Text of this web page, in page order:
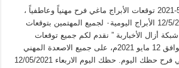
حظك اليوم الأربعاء 12-5-2021 توقعات الأبراج ماغي فرح مهنياً وعاطفياً ،
حظك اليوم الاربعاء 12/5/2021 الأبراج اليومية٠ لجميع المهتمين بتوقعات
شبكة أزال الأخباربة ” نقدم لكم جميع توقعات
الابراج اليوم الاربعاء الموافق 12 مايو 2021م، على جميع الاصعدة المهني
والعاطفي والصحي ماجي فرح حظك اليوم. حظك اليوم الاربعاء 12/05/2021